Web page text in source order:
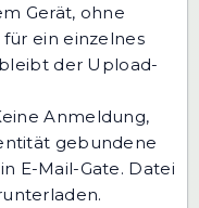
Gerät, ohne
ein einzelnes
der Upload-
Anmeldung,
gebundene
E-Mail-Gate. Datei